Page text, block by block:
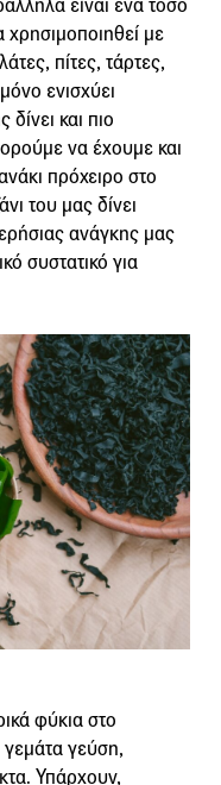
είναι ένα τόσο
χρησιμοποιηθεί με
πίτες, τάρτες,
ενισχύει
και πιο
να έχουμε και
πρόχειρο στο
του μας δίνει
ανάγκης μας
συστατικό για
φύκια στο
γεμάτα γεύση,
Υπάρχουν,